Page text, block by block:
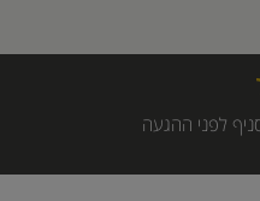
לפני ההגעה